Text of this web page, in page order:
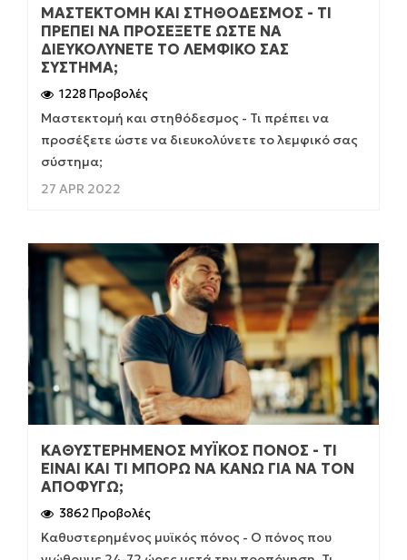
ΜΑΣΤΕΚΤΟΜΉ ΚΑΙ ΣΤΗΘΌΔΕΣΜΟΣ - ΤΙ
ΠΡΈΠΕΙ ΝΑ ΠΡΟΣΈΞΕΤΕ ΏΣΤΕ ΝΑ
ΔΙΕΥΚΟΛΎΝΕΤΕ ΤΟ ΛΕΜΦΙΚΌ ΣΑΣ
ΣΎΣΤΗΜΑ;
1228 Προβολές
Μαστεκτομή και στηθόδεσμος - Τι πρέπει να
προσέξετε ώστε να διευκολύνετε το λεμφικό σας
σύστημα;
27 APR 2022
ΚΑΘΥΣΤΕΡΗΜΈΝΟΣ ΜΥΪΚΌΣ ΠΌΝΟΣ - ΤΊ
ΕΊΝΑΙ ΚΑΙ ΤΙ ΜΠΟΡΏ ΝΑ ΚΆΝΩ ΓΙΑ ΝΑ ΤΟΝ
ΑΠΟΦΎΓΩ;
3862 Προβολές
Καθυστερημένος μυϊκός πόνος - Ο πόνος που